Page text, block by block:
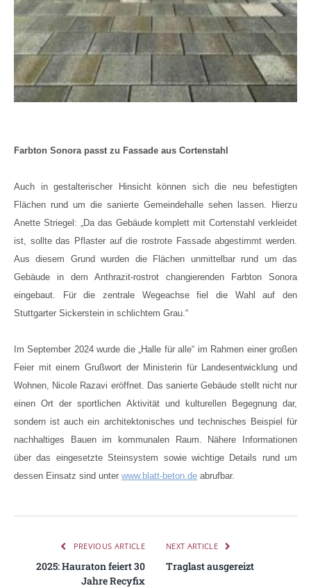
Farbton Sonora passt zu Fassade aus Cortenstahl
Auch in gestalterischer Hinsicht können sich die neu befestigten
Flächen rund um die sanierte Gemeindehalle sehen lassen. Hierzu
Anette Striegel : „
Da das Gebäude komplett mit Cortenstahl verkleidet
ist, sollte das Pflaster auf die rostrote Fassade abgestimmt werden.
Aus diesem Grund wurden die Flächen unmittelbar rund um das
Gebäude in dem Anthrazit-rostrot changierenden Farbton Sonora
eingebaut. Für die zentrale Wegeachse fiel die Wahl auf den
Stuttgarter Sickerstein in schlichtem Grau.“
Im September 2024 wurde die „Halle für alle“ im Rahmen einer großen
Feier mit einem Grußwort der Ministerin für Landesentwicklung und
Wohnen, Nicole Razavi eröffnet. Das sanierte Gebäude stellt nicht nur
einen Ort der sportlichen Aktivität und kulturellen Begegnung dar,
sondern ist auch ein architektonisches und technisches Beispiel für
nachhaltiges Bauen im kommunalen Raum.
Nähere Informationen
über das eingesetzteSteinsystem sowie wichtige Details rund um
dessen Einsatz sind unter www.blatt-beton.de abrufbar.
PREVIOUS ARTICLE
2025: Hauraton feiert 30
Jahre Recyfix
NEXT ARTICLE
Traglast ausgereizt